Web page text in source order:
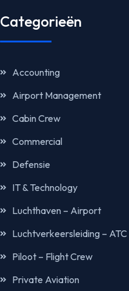
Categorieën
Accounting
Airport Management
Cabin Crew
Commercial
Defensie
IT & Technology
Luchthaven – Airport
Luchtverkeersleiding – ATC
Piloot – Flight Crew
Private Aviation